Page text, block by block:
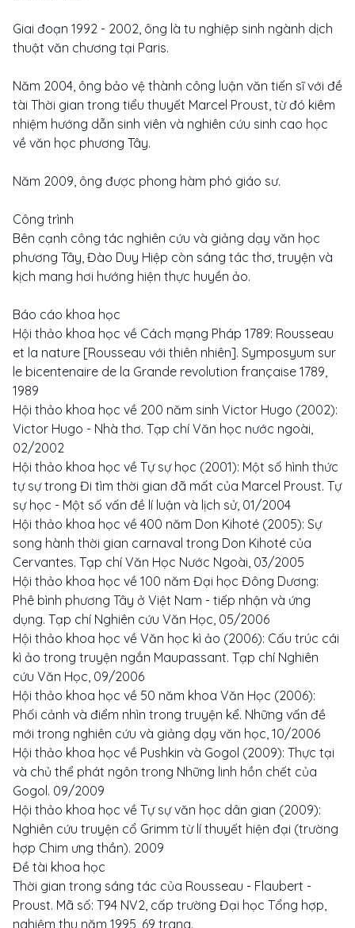
Giai đoạn 1992 - 2002, ông là tu nghiệp sinh ngành dịch
thuật văn chương tại Paris.
Năm 2004, ông bảo vệ thành công luận văn tiến sĩ với đề
tài Thời gian trong tiểu thuyết Marcel Proust, từ đó kiêm
nhiệm hướng dẫn sinh viên và nghiên cứu sinh cao học
về văn học phương Tây.
Năm 2009, ông được phong hàm phó giáo sư.
Công trình
Bên cạnh công tác nghiên cứu và giảng dạy văn học
phương Tây, Đào Duy Hiệp còn sáng tác thơ, truyện và
kịch mang hơi hướng hiện thực huyền ảo.
Báo cáo khoa học
Hội thảo khoa học về Cách mạng Pháp 1789: Rousseau
et la nature [Rousseau với thiên nhiên]. Symposyum sur
le bicentenaire de la Grande revolution française 1789,
1989
Hội thảo khoa học về 200 năm sinh Victor Hugo (2002):
Victor Hugo - Nhà thơ. Tạp chí Văn học nước ngoài,
02/2002
Hội thảo khoa học về Tự sự học (2001): Một số hình thức
tự sự trong Đi tìm thời gian đã mất của Marcel Proust. Tự
sự học - Một số vấn đề lí luận và lịch sử, 01/2004
Hội thảo khoa học về 400 năm Don Kihoté (2005): Sự
song hành thời gian carnaval trong Don Kihoté của
Cervantes. Tạp chí Văn Học Nước Ngoài, 03/2005
Hội thảo khoa học về 100 năm Đại học Đông Dương:
Phê bình phương Tây ở Việt Nam - tiếp nhận và ứng
dụng. Tạp chí Nghiên cứu Văn Học, 05/2006
Hội thảo khoa học về Văn học kì ảo (2006): Cấu trúc cái
kì ảo trong truyện ngắn Maupassant. Tạp chí Nghiên
cứu Văn Học, 09/2006
Hội thảo khoa học về 50 năm khoa Văn Học (2006):
Phối cảnh và điểm nhìn trong truyện kể. Những vấn đề
mới trong nghiên cứu và giảng dạy văn học, 10/2006
Hội thảo khoa học về Pushkin và Gogol (2009): Thực tại
và chủ thể phát ngôn trong Những linh hồn chết của
Gogol. 09/2009
Hội thảo khoa học về Tự sự văn học dân gian (2009):
Nghiên cứu truyện cổ Grimm từ lí thuyết hiện đại (trường
hợp Chim ưng thần). 2009
Đề tài khoa học
Thời gian trong sáng tác của Rousseau - Flaubert -
Proust. Mã số: T94 NV2, cấp trường Đại học Tổng hợp,
nghiệm thu năm 1995, 69 trang.